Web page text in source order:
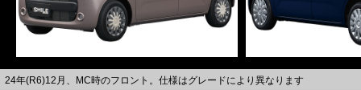
24年(R6)12月、MC時のフロント。仕様はグレードにより異なります